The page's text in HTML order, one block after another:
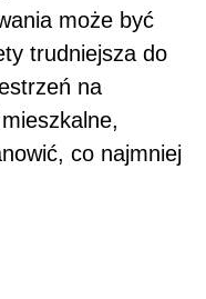
może być
trudniejsza do
na
co najmniej